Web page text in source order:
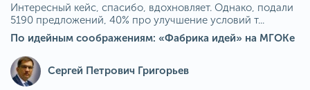
Интересный кейс, спасибо, вдохновляет. Однако, подали
5190 предложений, 40% про улучшение условий т...
По идейным соображениям: «Фабрика идей» на МГОКе
Сергей Петрович Григорьев